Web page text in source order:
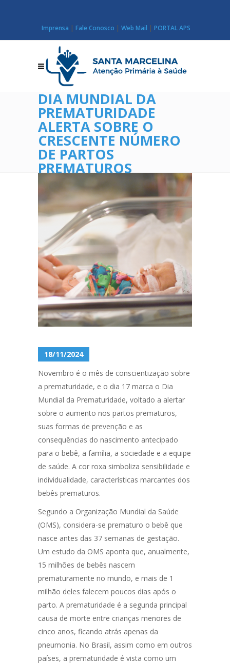
Imprensa | Fale Conosco | Web Mail | PORTAL APS
DIA MUNDIAL DA
PREMATURIDADE
ALERTA SOBRE O
CRESCENTE NÚMERO
DE PARTOS
PREMATUROS
18/11/2024
Novembro é o mês de conscientização sobre
a prematuridade, e o dia 17 marca o Dia
Mundial da Prematuridade, voltado a alertar
sobre o aumento nos partos prematuros,
suas formas de prevenção e as
consequências do nascimento antecipado
para o bebê, a família, a sociedade e a equipe
de saúde. A cor roxa simboliza sensibilidade e
individualidade, características marcantes dos
bebês prematuros.
Segundo a Organização Mundial da Saúde
(OMS), considera-se prematuro o bebê que
nasce antes das 37 semanas de gestação.
Um estudo da OMS aponta que, anualmente,
15 milhões de bebês nascem
prematuramente no mundo, e mais de 1
milhão deles falecem poucos dias após o
parto. A prematuridade é a segunda principal
causa de morte entre crianças menores de
cinco anos, ficando atrás apenas da
pneumonia. No Brasil, assim como em outros
países, a prematuridade é vista como um